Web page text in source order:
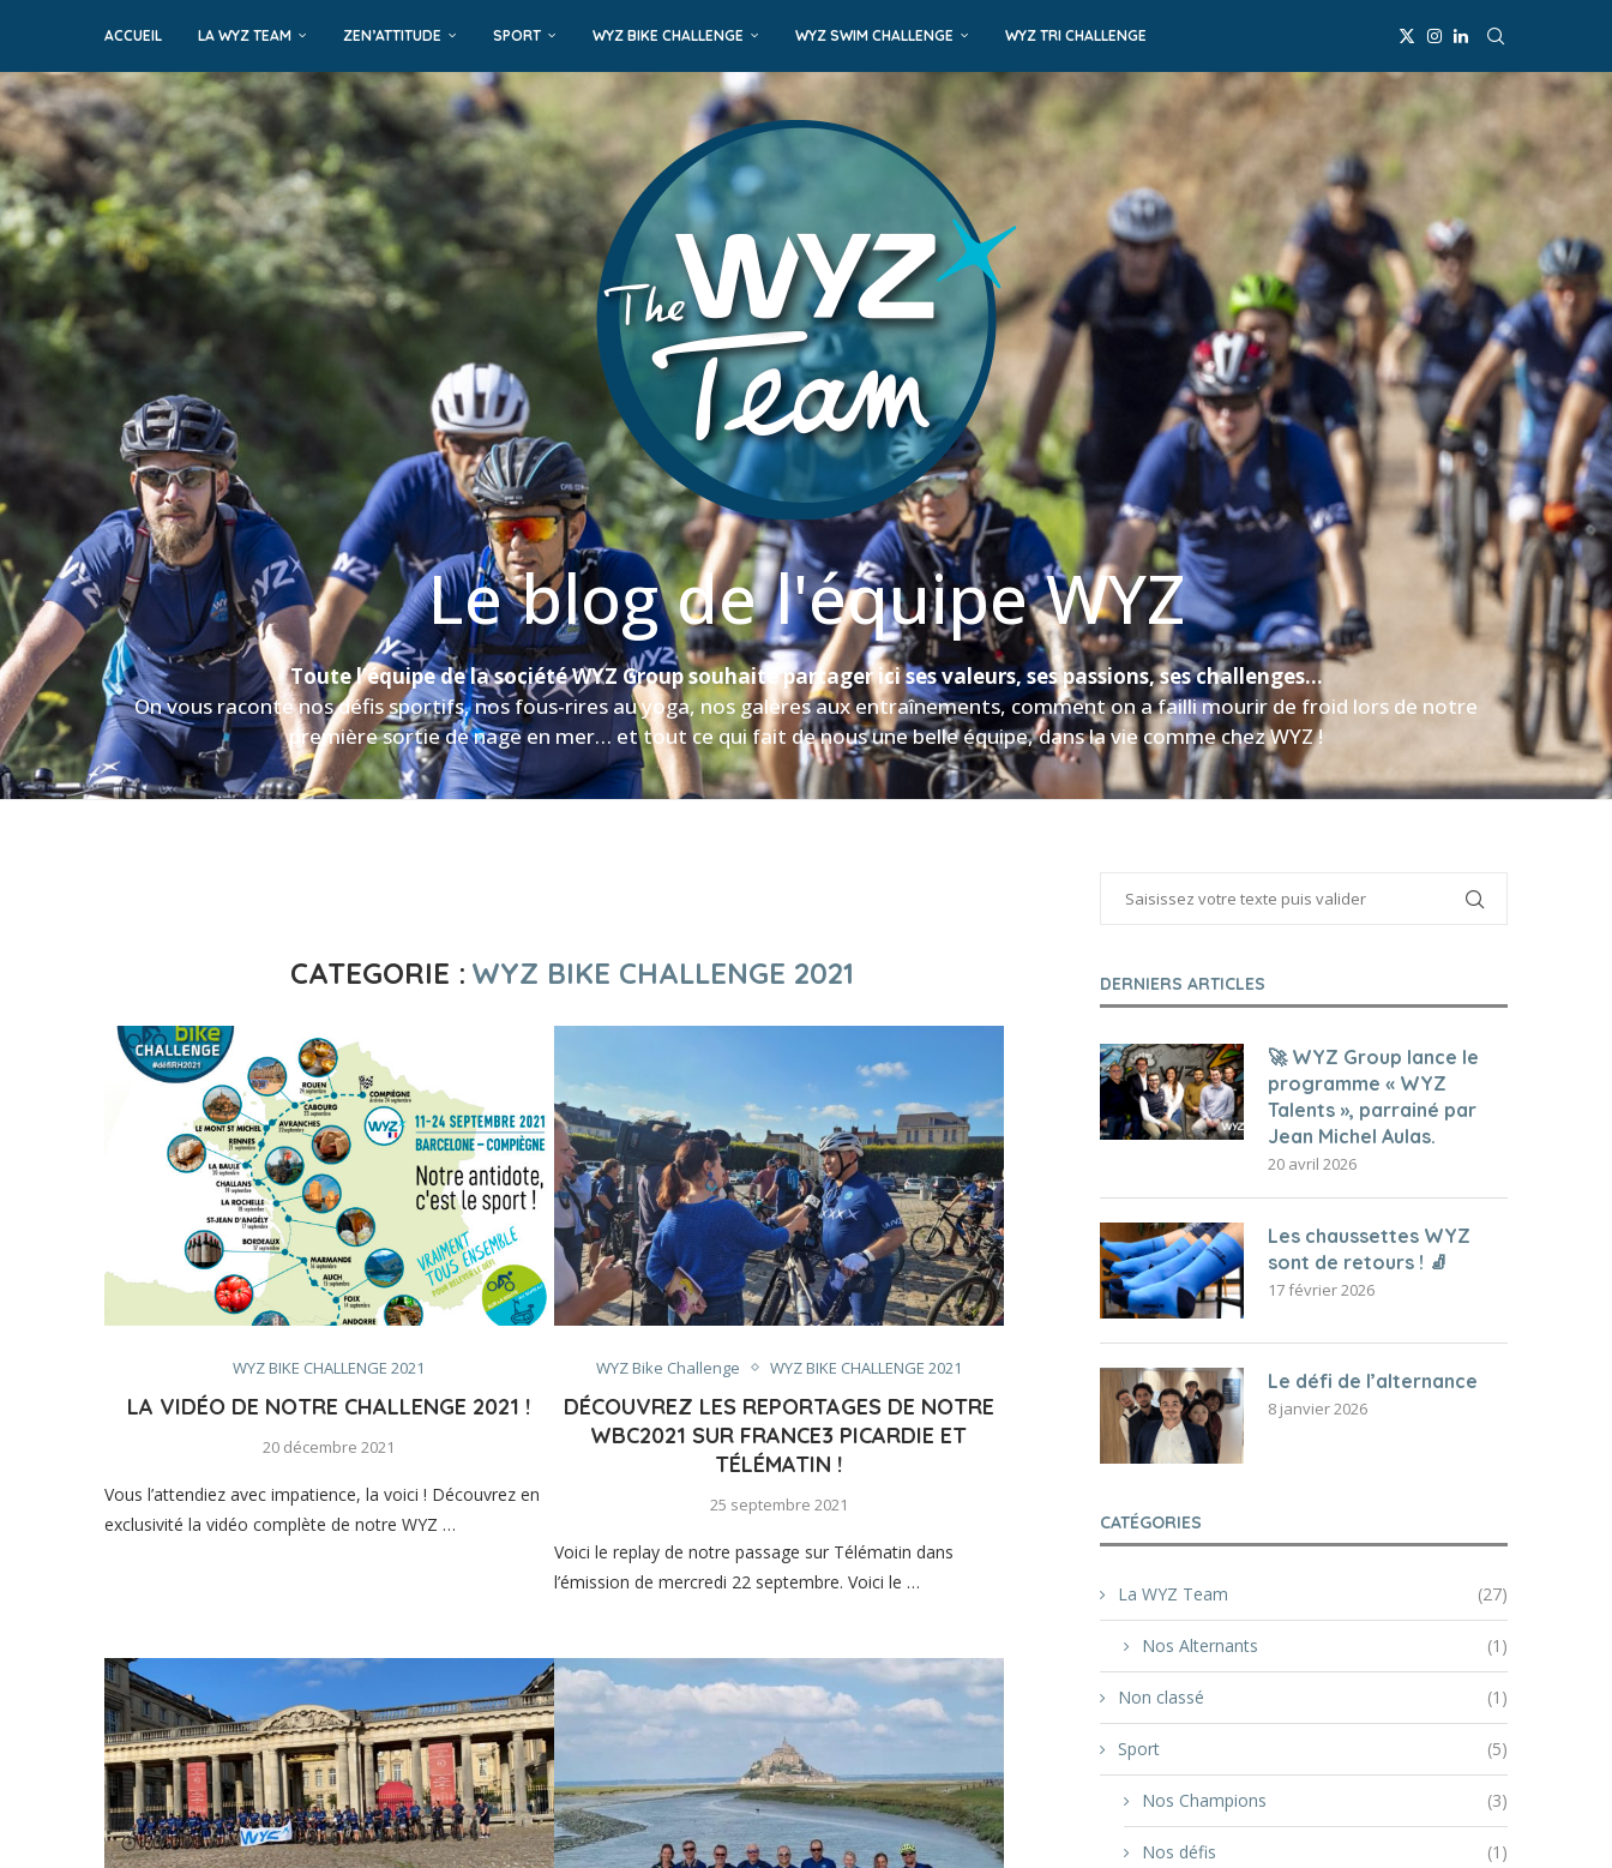
ACCUEIL LA WYZ TEAM ZEN’ATTITUDE SPORT WYZ BIKE CHALLENGE WYZ SWIM CHALLENGE WYZ TRI CHALLENGE
Le blog de l'équipe WYZ
Toute l’équipe de la société WYZ Group souhaite partager ici ses valeurs, ses passions, ses challenges…
On vous raconte nos défis sportifs, nos fous-rires au yoga, nos galères aux entraînements, comment on a failli mourir de froid lors de notre
première sortie de nage en mer… et tout ce qui fait de nous une belle équipe, dans la vie comme chez WYZ !
CATEGORIE : WYZ BIKE CHALLENGE 2021
WYZ BIKE CHALLENGE 2021
LA VIDÉO DE NOTRE CHALLENGE 2021 !
20 décembre 2021
Vous l’attendiez avec impatience, la voici ! Découvrez en
exclusivité la vidéo complète de notre WYZ …
WYZ Bike Challenge WYZ BIKE CHALLENGE 2021
DÉCOUVREZ LES REPORTAGES DE NOTRE
WBC2021 SUR FRANCE3 PICARDIE ET
TÉLÉMATIN !
25 septembre 2021
Voici le replay de notre passage sur Télématin dans
l’émission de mercredi 22 septembre. Voici le …
DERNIERS ARTICLES
🚀 WYZ Group lance le
programme « WYZ
Talents », parrainé par
Jean Michel Aulas.
20 avril 2026
Les chaussettes WYZ
sont de retours ! 🧦
17 février 2026
Le défi de l’alternance
8 janvier 2026
CATÉGORIES
La WYZ Team (27)
Nos Alternants (1)
Non classé (1)
Sport (5)
Nos Champions (3)
Nos défis (1)